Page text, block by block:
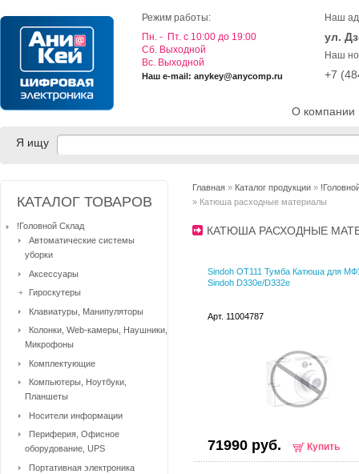
О компании
Режим работы:
Пн. - Пт. с 10:00 до 19:00
Cб. Выходной
Вс. Выходной
Наш e-mail: anykey@anycomp.ru
Наш
ул.
Наш
+7
Я ищу
Главная » Каталог продукции »
» Катюша расходные материалы
КАТЮША РАСХОДНЫЕ
Sindoh OT111 Тумба Катюша для
Sindoh D330e/D332e
Арт. 11004787
71990 руб. Купить
КАТАЛОГ ТОВАРОВ
!Головной Склад
Автоматические системы
уборки
Аксессуары
Гироскутеры
Клавиатуры, Манипуляторы
Колонки, Web-камеры, Наушники,
Микрофоны
Комплектующие
Компьютеры, Ноутбуки,
Планшеты
Носители информации
Периферия, Офисное
оборудование, UPS
Портативная электроника